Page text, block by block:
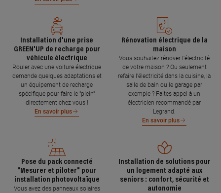
Installation d'une prise
GREEN'UP de recharge pour
véhicule électrique
Rouler avec une voiture électrique
demande quelques adaptations et
un équipement de recharge
spécifique pour faire le "plein"
directement chez vous !
En savoir plus
Rénovation électrique de la
maison
Vous souhaitez rénover l'électricité
de votre maison ? Ou seulement
refaire l'électricité dans la cuisine, la
salle de bain ou le garage par
exemple ? Faites appel à un
électricien recommandé par
Legrand.
En savoir plus
Pose du pack connecté
"Mesurer et piloter" pour
installation photovoltaïque
Vous avez des panneaux solaires
Installation de solutions pour
un logement adapté aux
seniors : confort, sécurité et
autonomie